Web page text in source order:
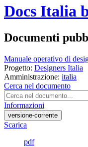
Docs Italia
Documenti
Manuale operativo di
Progetto: Designers Italia
Amministrazione: italia
Cerca nel documento
Informazioni
versione-corrente
Scarica
pdf